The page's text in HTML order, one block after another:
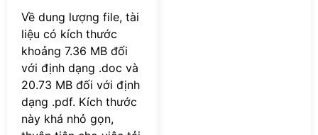
Về dung lượng file, tài
liệu có kích thước
khoảng 7.36 MB đối
với định dạng .doc và
20.73 MB đối với định
dạng .pdf. Kích thước
này khá nhỏ gọn,